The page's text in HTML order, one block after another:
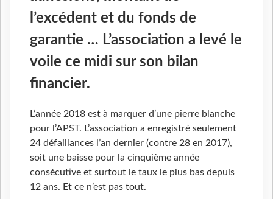
l’excédent et du fonds de
garantie … L’association a levé le
voile ce midi sur son bilan
financier.
L’année 2018 est à marquer d’une pierre blanche
pour l’APST. L’association a enregistré seulement
24 défaillances l’an dernier (contre 28 en 2017),
soit une baisse pour la cinquième année
consécutive et surtout le taux le plus bas depuis
12 ans. Et ce n’est pas tout.